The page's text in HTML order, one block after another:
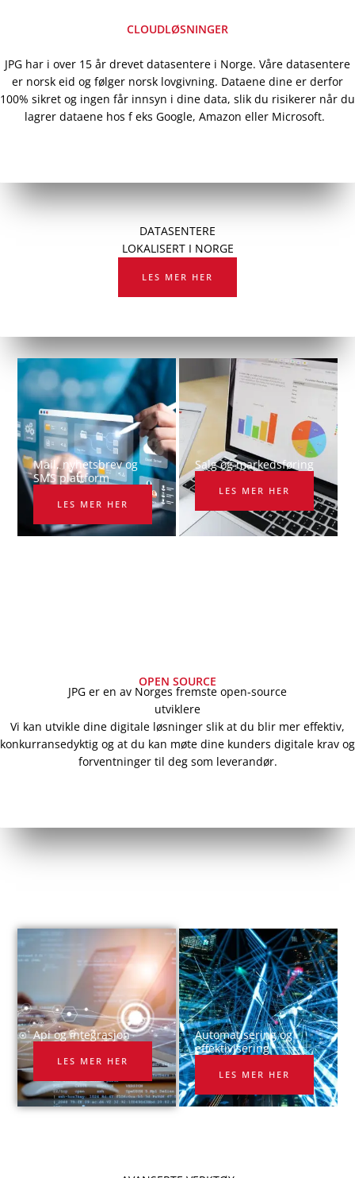
CLOUDLØSNINGER
JPG har i over 15 år drevet datasentere i Norge. Våre datasentere
er norsk eid og følger norsk lovgivning. Dataene dine er derfor
100% sikret og ingen får innsyn i dine data, slik du risikerer når du
lagrer dataene hos f eks Google, Amazon eller Microsoft.
DATASENTERE
LOKALISERT I NORGE
LES MER HER
Mail, nyhetsbrev og
SMS plattform​
LES MER HER
Salg og markedsføring
LES MER HER
OPEN SOURCE
JPG er en av Norges fremste open-source
utviklere
Vi kan utvikle dine digitale løsninger slik at du blir mer effektiv,
konkurransedyktig og at du kan møte dine kunders digitale krav og
forventninger til deg som leverandør.
Api og integrasjon​
LES MER HER
Automatisering og
effektivisering
LES MER HER